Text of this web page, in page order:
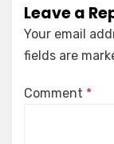
Leave a
Your email
fields are
Comment *